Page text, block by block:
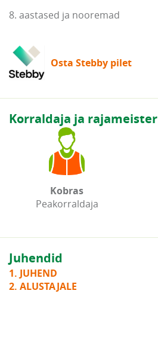
8. aastased ja nooremad
Osta Stebby pilet
Korraldaja ja rajameister
Kobras
Peakorraldaja
Juhendid
1. JUHEND
2. ALUSTAJALE